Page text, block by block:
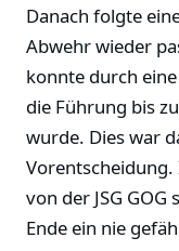
Danach folgte
Abwehr wieder
konnte durch
die Führung bis
wurde. Dies war
von der JSG
Ende ein nie